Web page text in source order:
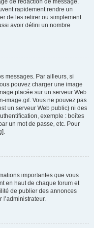
de rédaction de message.
rapidement rendre un
de les retirer ou simplement
avoir défini un nombre
messages. Par ailleurs, si
pouvez charger une image
placée sur un serveur Web
image.gif. Vous ne pouvez pas
un serveur Web public) ni des
exemple : boîtes
un mot de passe, etc. Pour
importantes que vous
en haut de chaque forum et
de publier des annonces